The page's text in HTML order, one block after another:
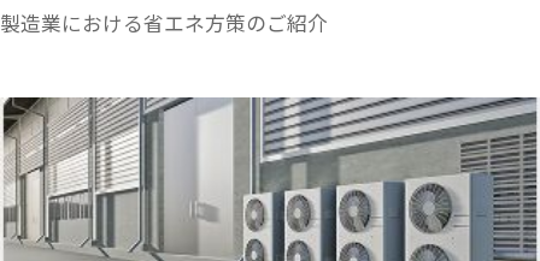
製造業における省エネ方策のご紹介